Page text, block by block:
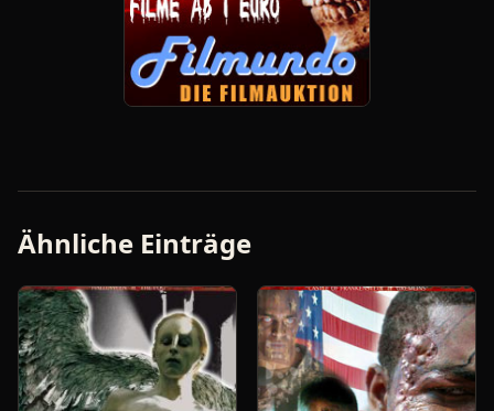
Ähnliche Einträge